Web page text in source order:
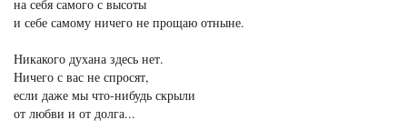
на себя самого с высоты
и себе самому ничего не прощаю отныне.
Никакого духана здесь нет.
Ничего с вас не спросят,
если даже мы что-нибудь скрыли
от любви и от долга...